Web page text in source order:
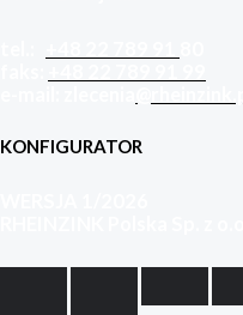
KONFIGURATOR